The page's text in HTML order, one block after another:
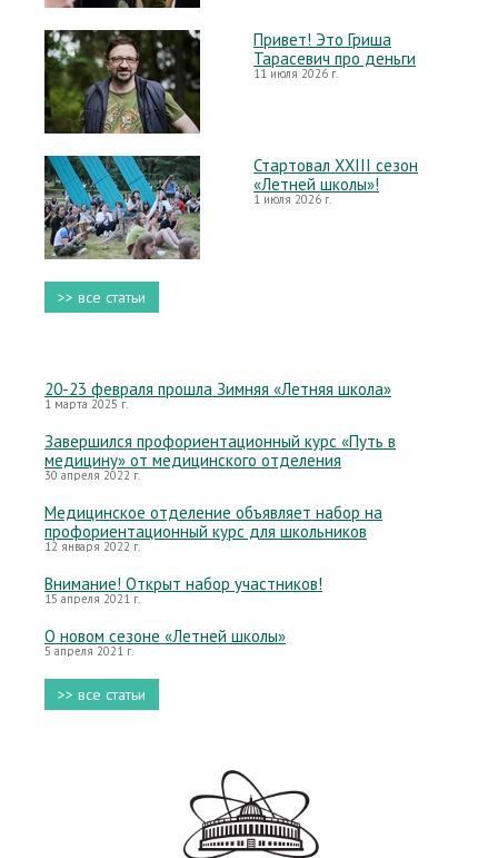
Привет! Это Гриша
Тарасевич про деньги
11 июля 2026 г.
Стартовал XXIII сезон
«Летней школы»!
1 июля 2026 г.
>> все статьи
20-23 февраля прошла Зимняя «Летняя школа»
1 марта 2025 г.
Завершился профориентационный курс «Путь в
медицину» от медицинского отделения
30 апреля 2022 г.
Медицинское отделение объявляет набор на
профориентационный курс для школьников
12 января 2022 г.
Внимание! Открыт набор участников!
15 апреля 2021 г.
О новом сезоне «Летней школы»
5 апреля 2021 г.
>> все статьи